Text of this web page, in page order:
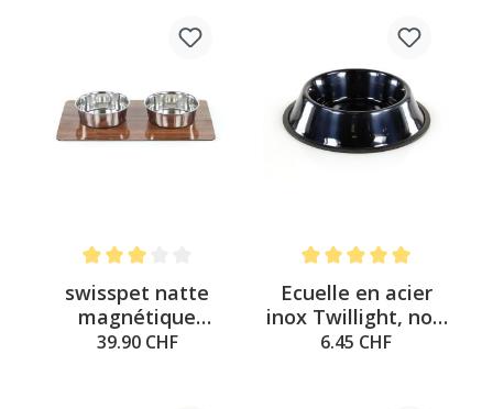
swisspet natte
magnétique
imitation bois avec
39.90 CHF
Ecuelle en acier
inox Twillight, noir
0.45L
6.45 CHF